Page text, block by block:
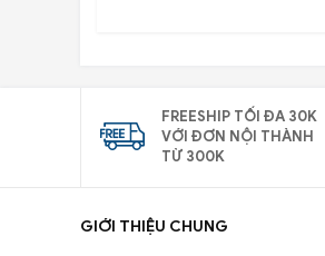
FREESHIP TỐI ĐA 30K
VỚI ĐƠN NỘI THÀNH
TỪ 300K
GIỚI THIỆU CHUNG